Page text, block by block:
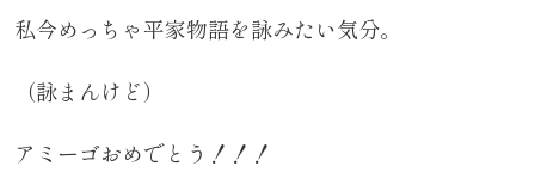
私今めっちゃ平家物語を詠みたい気分。
（詠まんけど）
アミーゴおめでとう！！！